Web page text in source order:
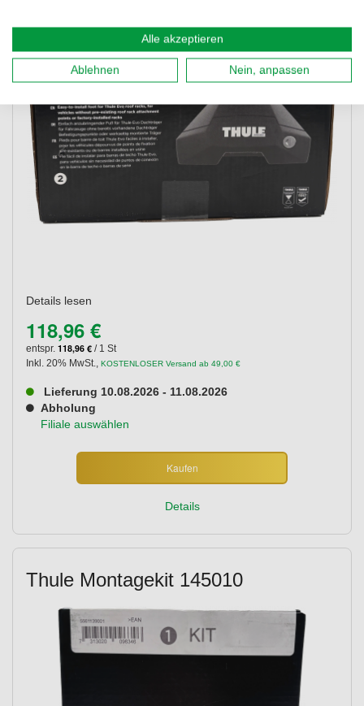
Details lesen
118,96 €
entspr. 118,96 € / 1 St
Inkl. 20% MwSt., KOSTENLOSER Versand ab 49,00 €
Lieferung 10.08.2026 - 11.08.2026
Abholung
Filiale auswählen
Kaufen
Details
Thule Montagekit 145010
Alle akzeptieren
Ablehnen Nein, anpassen